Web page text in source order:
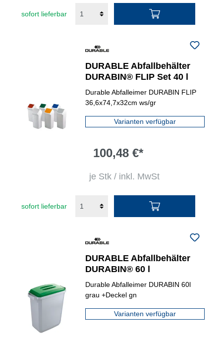
sofort lieferbar
DURABLE Abfallbehälter
DURABIN® FLIP Set 40 l
Durable Abfalleimer DURABIN FLIP
36,6x74,7x32cm ws/gr
Varianten verfügbar
100,48 €*
je Stk / inkl. MwSt
sofort lieferbar
DURABLE Abfallbehälter
DURABIN® 60 l
Durable Abfalleimer DURABIN 60l
grau +Deckel gn
Varianten verfügbar